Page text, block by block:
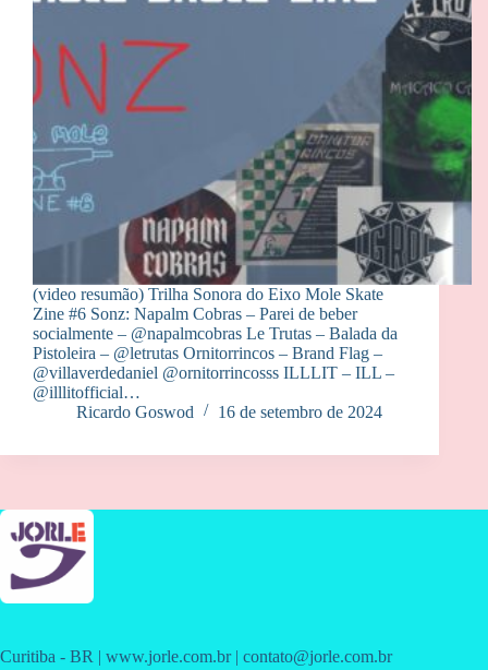
(video resumão) Trilha Sonora do Eixo Mole Skate
Zine #6 Sonz: Napalm Cobras – Parei de beber
socialmente – @‌napalmcobras Le Trutas – Balada da
Pistoleira – @‌letrutas Ornitorrincos – Brand Flag –
@‌villaverdedaniel @ornitorrincosss ILLLIT – ILL –
@‌illlitofficial…
Ricardo Goswod
16 de setembro de 2024
Curitiba - BR | www.jorle.com.br | contato@jorle.com.br